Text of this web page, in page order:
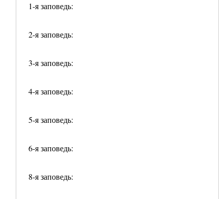
1-я заповедь:
2-я заповедь:
3-я заповедь:
4-я заповедь:
5-я заповедь:
6-я заповедь:
8-я заповедь: